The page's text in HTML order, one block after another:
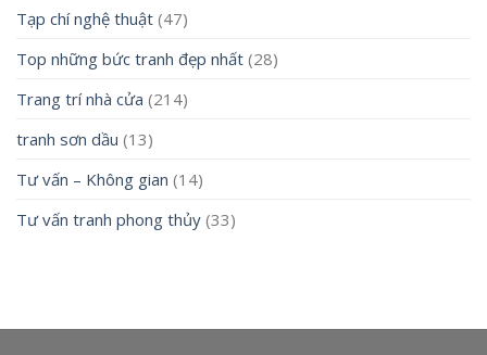
Tạp chí nghệ thuật (47)
Top những bức tranh đẹp nhất (28)
Trang trí nhà cửa (214)
tranh sơn dầu (13)
Tư vấn – Không gian (14)
Tư vấn tranh phong thủy (33)